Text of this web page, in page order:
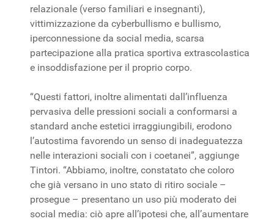
relazionale (verso familiari e insegnanti),
vittimizzazione da cyberbullismo e bullismo,
iperconnessione da social media, scarsa
partecipazione alla pratica sportiva extrascolastica
e insoddisfazione per il proprio corpo.
“Questi fattori, inoltre alimentati dall’influenza
pervasiva delle pressioni sociali a conformarsi a
standard anche estetici irraggiungibili, erodono
l’autostima favorendo un senso di inadeguatezza
nelle interazioni sociali con i coetanei”, aggiunge
Tintori. “Abbiamo, inoltre, constatato che coloro
che già versano in uno stato di ritiro sociale –
prosegue – presentano un uso più moderato dei
social media: ciò apre all’ipotesi che, all’aumentare